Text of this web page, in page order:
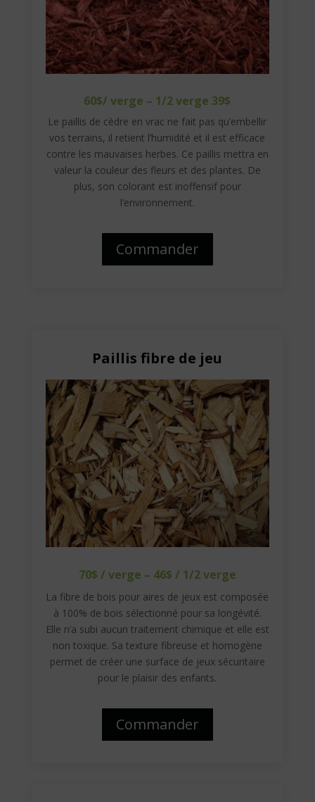
60$/ verge – 1/2 verge 39$
Le paillis de cèdre en vrac ne fait pas qu’embellir
vos terrains, il retient l’humidité et il est efficace
contre les mauvaises herbes. Ce paillis mettra en
valeur la couleur des fleurs et des plantes. De
plus, son colorant est inoffensif pour
l’environnement.
Commander
Paillis fibre de jeu
70$ / verge – 46$ / 1/2 verge
La fibre de bois pour aires de jeux est composée
à 100% de bois sélectionné pour sa longévité.
Elle n’a subi aucun traitement chimique et elle est
non toxique. Sa texture fibreuse et homogène
permet de créer une surface de jeux sécuritaire
pour le plaisir des enfants.
Commander